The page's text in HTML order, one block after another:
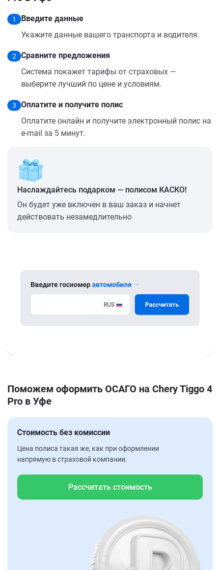
1
Введите данные
Укажите данные вашего транспорта и водителя.
2
Сравните предложения
Система покажет тарифы от страховых —
выберите лучший по цене и условиям.
3
Оплатите и получите полис
Оплатите онлайн и получите электронный полис на
e-mail за 5 минут.
Наслаждайтесь подарком — полисом КАСКО!
Он будет уже включен в ваш заказ и начнет
действовать незамедлительно
Поможем оформить ОСАГО на Chery Tiggo 4
Pro в Уфе
Стоимость без комиссии
Цена полиса такая же, как при оформлении
напрямую в страховой компании.
Рассчитать стоимость